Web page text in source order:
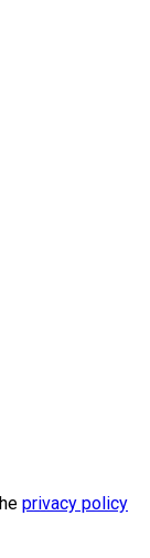
privacy policy